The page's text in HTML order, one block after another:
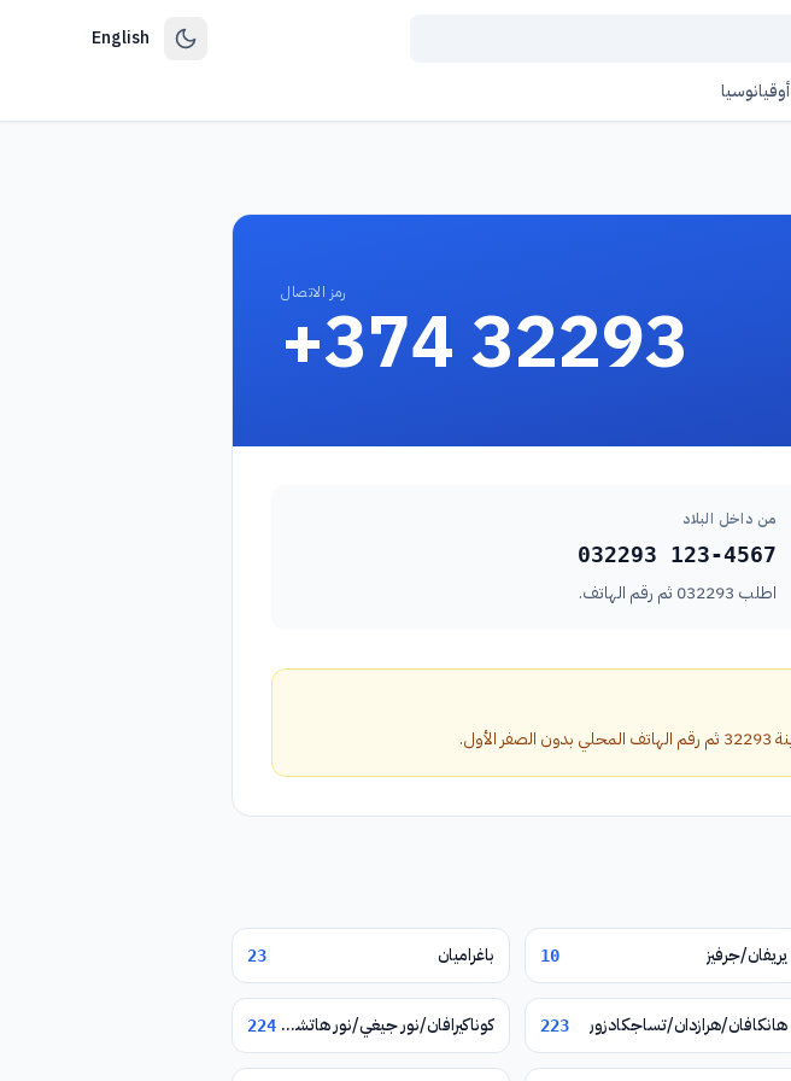
English
أوقيانوسيا
رمز الاتصال
+374 32293
من داخل البلاد
032293 123-4567
اطلب 032293 ثم رقم الهاتف.
يريفان/جرفيز 10 باغراميان 23
هانكافان/هرازدان/تساجكادزور 223 كوناكيرافان/نور جيغي/نور هاتشن/يغوارد 224